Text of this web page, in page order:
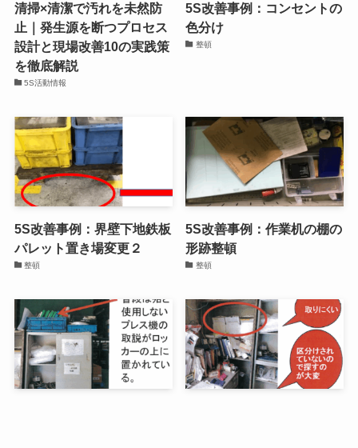
清掃×清潔で汚れを未然防
止｜発生源を断つプロセス
設計と現場改善10の実践策
を徹底解説
5S活動情報
5S改善事例：コンセントの
色分け
整頓
5S改善事例：界壁下地鉄板
パレット置き場変更２
整頓
5S改善事例：作業机の棚の
形跡整頓
整頓